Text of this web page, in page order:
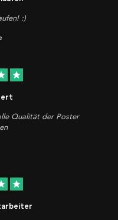
:)
star
Qualität der Poster
star